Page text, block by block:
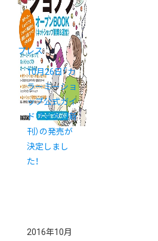
プレス
10月26日「カ
ラーミーショ
ップ公式ガイ
ドブック」（新
刊）の発売が
決定しまし
た！
2016年10月